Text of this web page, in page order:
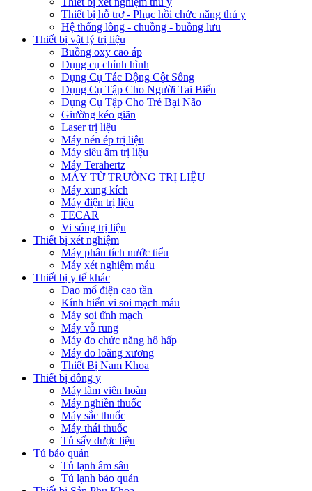
Thiết bị hỗ trợ - Phục hồi chức năng thú y
Hệ thống lồng - chuồng - buồng lưu
Thiết bị vật lý trị liệu
Buồng oxy cao áp
Dụng cụ chỉnh hình
Dụng Cụ Tác Động Cột Sống
Dụng Cụ Tập Cho Người Tai Biến
Dụng Cụ Tập Cho Trẻ Bại Não
Giường kéo giãn
Laser trị liệu
Máy nén ép trị liệu
Máy siêu âm trị liệu
Máy Terahertz
MÁY TỪ TRƯỜNG TRỊ LIỆU
Máy xung kích
Máy điện trị liệu
TECAR
Vi sóng trị liệu
Thiết bị xét nghiệm
Máy phân tích nước tiểu
Máy xét nghiệm máu
Thiết bị y tế khác
Dao mổ điện cao tần
Kính hiển vi soi mạch máu
Máy soi tĩnh mạch
Máy vỗ rung
Máy đo chức năng hô hấp
Máy đo loãng xương
Thiết Bị Nam Khoa
Thiết bị đông y
Máy làm viên hoàn
Máy nghiền thuốc
Máy sắc thuốc
Máy thái thuốc
Tủ sấy dược liệu
Tủ bảo quản
Tủ lạnh âm sâu
Tủ lạnh bảo quản